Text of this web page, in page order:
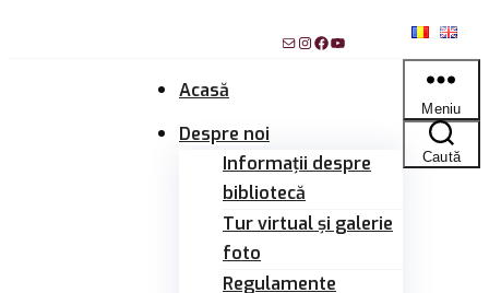
MailInstagram
Facebook
YouTube
Acasă
Despre noi
Informații despre
bibliotecă
Tur virtual și galerie
foto
Regulamente
Meniu
Caută